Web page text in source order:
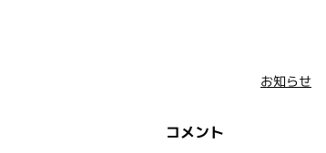
お知らせ
コメント